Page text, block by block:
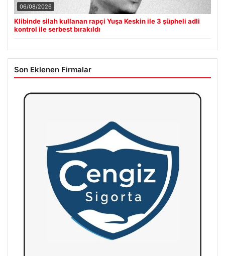
06/08/2026
Klibinde silah kullanan rapçi Yuşa Keskin ile 3 şüpheli adli
kontrol ile serbest bırakıldı
Son Eklenen Firmalar